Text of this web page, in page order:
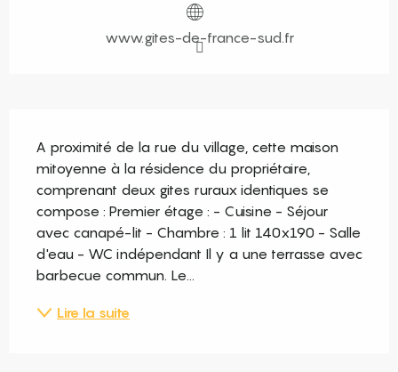
www.gites-de-france-sud.fr
A proximité de la rue du village, cette maison
mitoyenne à la résidence du propriétaire,
comprenant deux gites ruraux identiques se
compose : Premier étage : - Cuisine - Séjour
avec canapé-lit - Chambre : 1 lit 140x190 - Salle
d'eau - WC indépendant Il y a une terrasse avec
barbecue commun. Le...
Lire la suite